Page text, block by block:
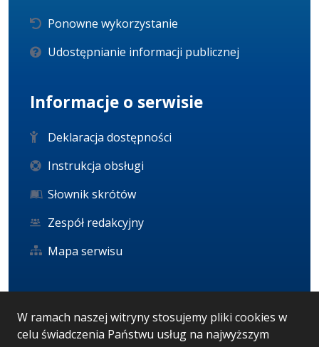
W ramach naszej witryny stosujemy pliki cookies w
celu świadczenia Państwu usług na najwyższym
Ponowne wykorzystanie
Udostępnianie informacji publicznej
Informacje o serwisie
Deklaracja dostępności
Instrukcja obsługi
Słownik skrótów
Zespół redakcyjny
Mapa serwisu
Statystyki oglądalności